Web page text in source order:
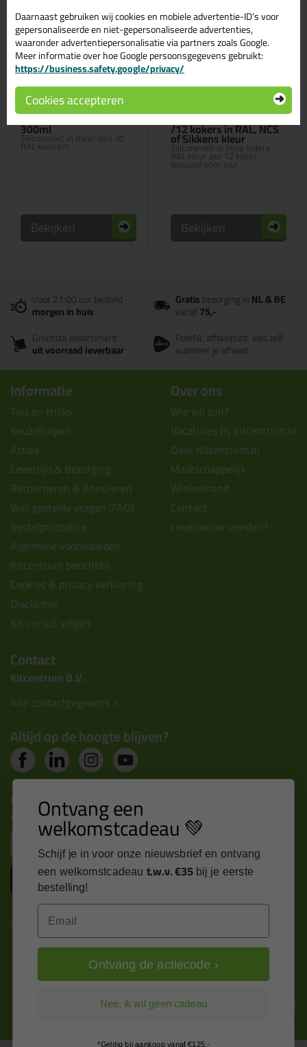
Soudal Silirub Color
300ml
Siliconenkit in meer dan 30
RAL kleuren!
8,95
Bekijken
Seal-it Silicon 218 doos
/12 kokers in RAL, NCS
of Sikkens kleur
Siliconenkit in bijna iedere
RAL kleur per 12 koker
speciaal voor jou!
249,
Bekijken
Voor 21:00 uur besteld
morgen in huis
Gratisbezorging inNL & BE
vanaf75,-
Grootste assortiment
uit voorraad leverbaar
PostNL afhaalpunt: kies zelf
wanneer je afhaalt
Informatie
Tips en tricks
Keuzehulpen
Acties
Levertijd & Bezorging
Retourneren & Annuleren
Veel gestelde vragen (FAQ)
Bestelprocedure
Algemene voorwaarden
Kitcentrum berichten
Cookies & privacy verklaring
Disclaimer
Kit cursus volgen
Over ons
Wie wij zijn?
Vacatures bij kitcentrum.nl
Over Kitcentrum.nl
Maatschappelijk
Winkelmand
Contact
Leverancier worden?
Contact
Kitcentrum B.V.
Alle contactgegevens >
Altijd op de hoogte blijven?
Nieuws, tips en exclusieve deals rechtstreeks in je
inbox
Inschrijven
Kitcentrum is trots op:
Alle prijzen zijn in EURO en excl. 21% BTW
wijzig naar incl. BTW
Daarnaast gebruiken wij cookies en mobiele advertentie-ID’s voor
gepersonaliseerde en niet-gepersonaliseerde advertenties,
waaronder advertentiepersonalisatie via partners zoals Google.
Meer informatie over hoe Google persoonsgegevens gebruikt:
https://business.safety.google/privacy/
Cookies accepteren
Ontvang een
welkomstcadeau 💚
Schijf je in voor onze nieuwsbrief en ontvang
een welkomstcadeau t.w.v. €35 bij je eerste
bestelling!
Email
Ontvang de actiecode ›
Nee, ik wil geen cadeau
*Geldig bij aankoop vanaf €125,-